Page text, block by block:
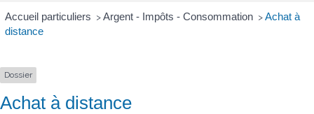
Accueil particuliers > Argent - Impôts - Consommation > Achat à
distance
Dossier
Achat à distance